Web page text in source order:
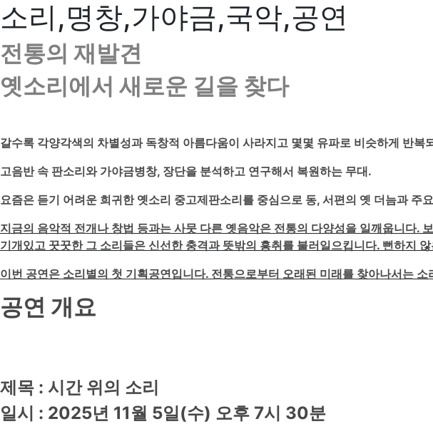
소리,명창,가야금,국악,공연
전통의 재발견
옛소리에서 새로운 길을 찾다
갈수록 각양각색의 차별성과 독창적 아름다움이 사라지고 몇몇 유파로 비슷하게 반
고음반 속 판소리와 가야금병창, 장단을 분석하고 연구해서 복원하는 무대.
요즘은 듣기 어려운 희귀한 옛소리 중고제판소리를 중심으로 동, 서편의 옛 더늠과 주
지금의 음악적 전개나 창법 등과는 사뭇 다른 옛음악은 전통의 다양성을 일깨웁니다.
기개있고 꿋꿋한 그 소리들은 신선한 충격과 뜻밖의 흥취를 불러일으킵니다. 뻔하지
이번 공연은 소리별의 첫 기획공연입니다. 전통으로부터 오래된 미래를 찾아나서는
공연 개요
제목 : 시간 위의 소리
일시 : 2025년 11월 5일(수) 오후 7시 30분